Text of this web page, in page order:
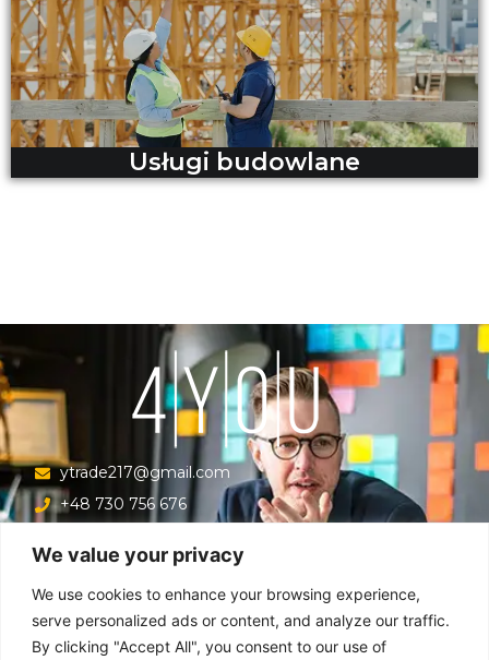
We value your privacy
We use cookies to enhance your browsing experience,
serve personalized ads or content, and analyze our traffic.
By clicking "Accept All", you consent to our use of
Usługi budowlane
ytrade217@gmail.com
+48 730 756 676
Menu
Główna